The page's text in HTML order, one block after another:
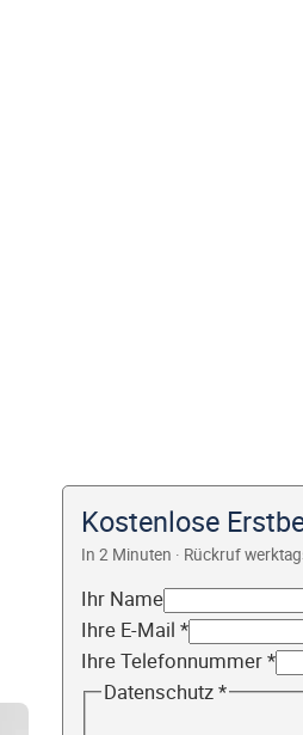
Kostenlose
In 2 Minuten · Rückruf
Ihr Name
Ihre E-Mail *
Ihre Telefonnummer*
Datenschutz*